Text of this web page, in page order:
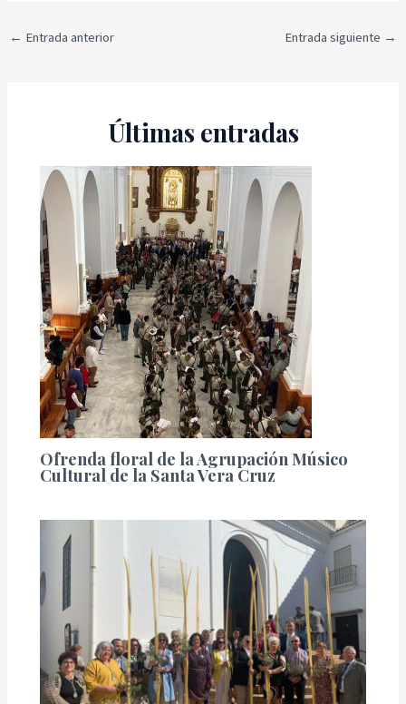
← Entrada anterior Entrada siguiente →
Últimas entradas
Ofrenda floral de la Agrupación Músico
Cultural de la Santa Vera Cruz